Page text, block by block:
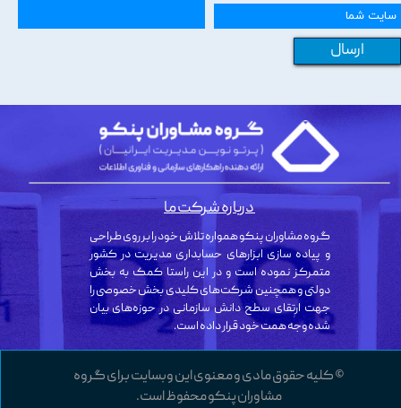
ارسال
© کلیه حقوق مادی و معنوی این وبسایت برای گروه
مشاوران پنکو محفوظ است.
گروه مشاوران پنکو همواره تلاش خود را بر روی طراحی
و پیاده سازی ابزارهای حسابداری مدیریت در کشور
متمرکز نموده است و در این راستا کمک به بخش
دولتی و همچنین شرکت‌های کلیدی بخش خصوصی را
جهت ارتقای سطح دانش سازمانی در حوزه‌های بیان
شده وجه همت خود قرار داده است.
درباره شرکت ما